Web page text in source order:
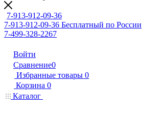
7-913-912-09-36
7-913-912-09-36 Бесплатный по России
7-499-328-2267
Войти
Сравнение0
Избранные товары 0
Корзина 0
Каталог